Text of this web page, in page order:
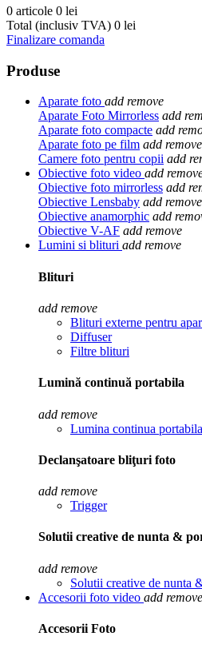
0 articole 0 lei
Total (inclusiv TVA) 0 lei
Finalizare comanda
Produse
Aparate foto add remove
Aparate Foto Mirrorless add
Aparate foto compacte add
Aparate foto pe film add remove
Camere foto pentru copii add
Obiective foto video add
Obiective foto mirrorless add
Obiective Lensbaby add remove
Obiective anamorphic add
Obiective V-AF add remove
Lumini si blituri add remove
Blituri
add remove
Blituri externe pentru
Diffuser
Filtre blituri
Lumină continuă portabila
add remove
Lumina continua portabila
Declanşatoare bliţuri foto
add remove
Trigger
Solutii creative de nunta &
add remove
Solutii creative de nunta
Accesorii foto video add remove
Accesorii Foto